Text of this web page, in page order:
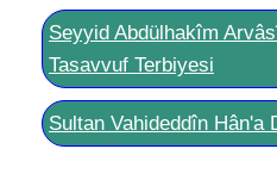
Seyyid Abdülhakîm
Tasavvuf Terbiyesi
Sultan Vahideddîn Hân'a